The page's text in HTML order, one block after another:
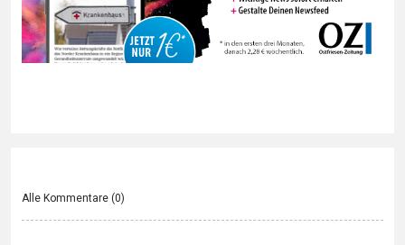
Alle Kommentare (0)